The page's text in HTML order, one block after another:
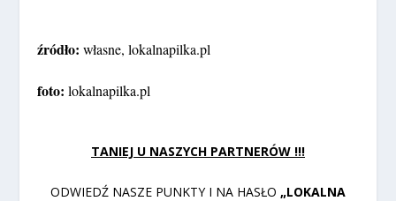
źródło:własne, lokalnapilka.pl
foto:lokalnapilka.pl
TANIEJ U NASZYCH PARTNERÓW !!!
ODWIEDŹ NASZE PUNKTY I NA HASŁO „LOKALNA